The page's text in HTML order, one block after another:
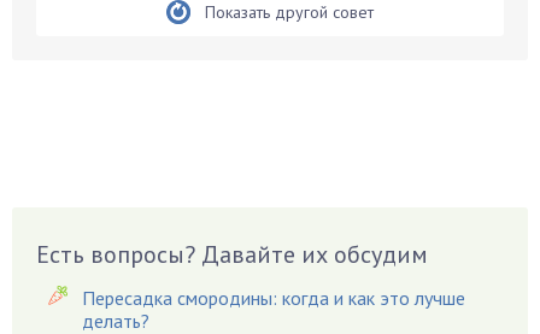
Вешенки
Виноград
Показать другой совет
Есть вопросы? Давайте их обсудим
Пересадка смородины: когда и как это лучше
делать?